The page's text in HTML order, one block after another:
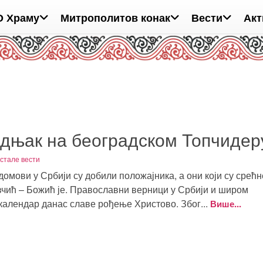
Храму Митрополитов конак Вести
на београдском
вести
у Србији су добили положајника, а они који су
– Божић је. Православни верници у Србији и широм
календар данас славе рођење Христово. Због... Више...